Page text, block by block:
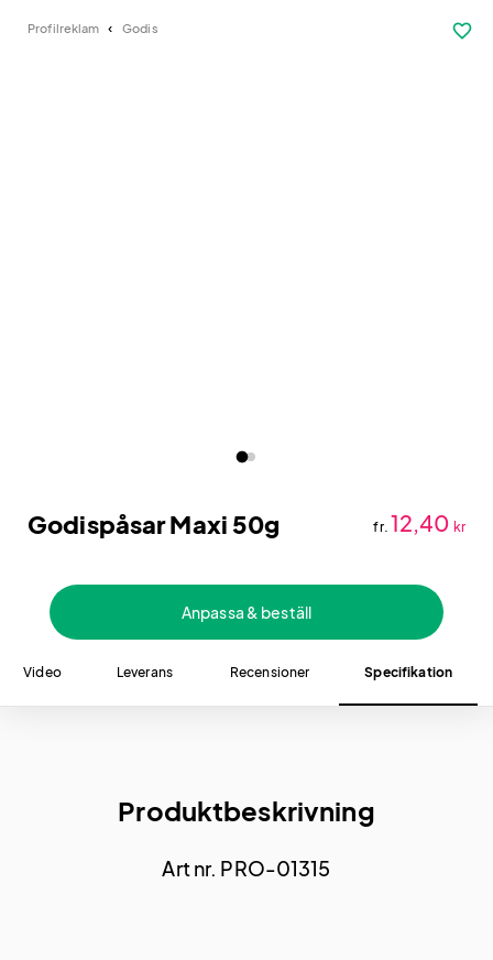
Profilreklam Godis favorite_border
Godispåsar Maxi 50g fr. 12,40 kr
Anpassa & beställ
Video Leverans Recensioner Specifikation
Produktbeskrivning
Art nr. PRO-01315